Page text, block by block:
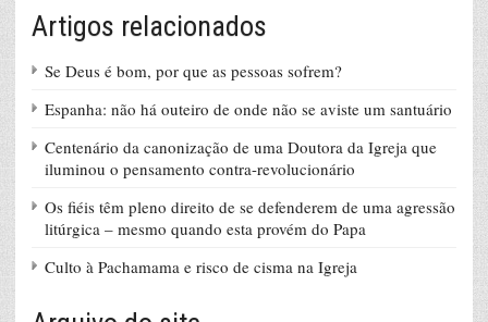
Artigos relacionados
Se Deus é bom, por que as pessoas sofrem?
Espanha: não há outeiro de onde não se aviste um santuário
Centenário da canonização de uma Doutora da Igreja que
iluminou o pensamento contra-revolucionário
Os fiéis têm pleno direito de se defenderem de uma agressão
litúrgica – mesmo quando esta provém do Papa
Culto à Pachamama e risco de cisma na Igreja